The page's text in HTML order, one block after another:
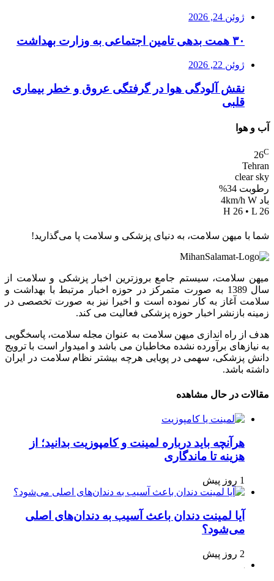
ژوئن 24, 2026
۳۰ همت بدهی تامین اجتماعی به وزارت بهداشت
ژوئن 22, 2026
نقش آلودگی هوا در گرفتگی عروق و خطر بیماری
قلبی
آب و هوا
26C
Tehran
clear sky
رطوبت 34%
باد 4km/h W
H 26 • L 26
شما با میهن سلامت، به دنیای پزشکی و سلامت پا می‌گذارید!
میهن سلامت، سیستم جامع بروزترین اخبار پزشکی و سلامت از
سال 1389 به صورت متمرکز در حوزه اخبار مرتبط با بهداشت و
سلامت آغاز به کار نموده است و اخیرا نیز به صورت تخصصی در
زمینه بازنشر اخبار حوزه پزشکی فعالیت می کند.
هدف از راه اندازی میهن سلامت به عنوان مجله سلامت، پاسخگویی
به نیازهای برآورده نشده مخاطبان می باشد و امیدوار است با ترویج
دانش پزشکی، سهمی در پویایی هرچه بیشتر نظام سلامت در ایران
داشته باشد.
مقالات در حال مشاهده
هرآنچه باید درباره لمینت و کامپوزیت بدانید؛ از
هزینه تا ماندگاری
1 روز پیش
آیا لمینت دندان باعث آسیب به دندان‌های اصلی
می‌شود؟
2 روز پیش